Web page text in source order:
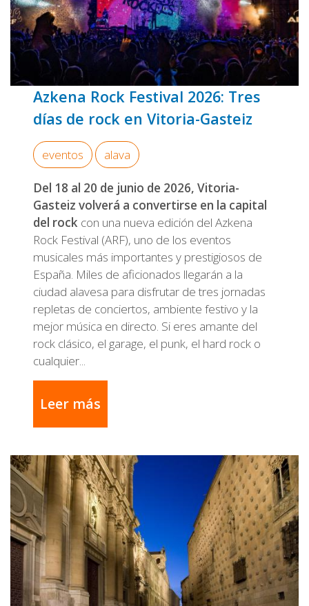
Azkena Rock Festival 2026: Tres
días de rock en Vitoria-Gasteiz
eventos alava
Del 18 al 20 de junio de 2026, Vitoria-
Gasteiz volverá a convertirse en la capital
del rock con una nueva edición del Azkena
Rock Festival (ARF), uno de los eventos
musicales más importantes y prestigiosos de
España. Miles de aficionados llegarán a la
ciudad alavesa para disfrutar de tres jornadas
repletas de conciertos, ambiente festivo y la
mejor música en directo. Si eres amante del
rock clásico, el garage, el punk, el hard rock o
cualquier...
Leer más